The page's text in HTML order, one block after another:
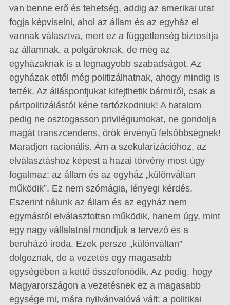
van benne erő és tehetség, addig az amerikai utat
fogja képviselni, ahol az állam és az egyház el
vannak választva, mert ez a függetlenség biztosítja
az államnak, a polgároknak, de még az
egyházaknak is a legnagyobb szabadságot. Az
egyházak ettől még politizálhatnak, ahogy mindig is
tették. Az álláspontjukat kifejthetik bármiről, csak a
pártpolitizálástól kéne tartózkodniuk! A hatalom
pedig ne osztogasson privilégiumokat, ne gondolja
magát transzcendens, örök érvényű felsőbbségnek!
Maradjon racionális. Ám a szekularizációhoz, az
elválasztáshoz képest a hazai törvény most úgy
fogalmaz: az állam és az egyház „különváltan
működik”. Ez nem szómágia, lényegi kérdés.
Eszerint nálunk az állam és az egyház nem
egymástól elválasztottan működik, hanem úgy, mint
egy nagy vállalatnál mondjuk a tervező és a
beruházó iroda. Ezek persze „különváltan”
dolgoznak, de a vezetés egy magasabb
egységében a kettő összefonódik. Az pedig, hogy
Magyarországon a vezetésnek ez a magasabb
egysége mi, mára nyilvánvalóvá vált: a politikai